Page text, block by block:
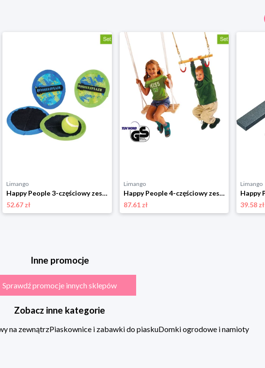
Limango
Happy People 3-częściowy zestaw w kolorze niebiesko-zielonym - 3+ rozmiar: onesize
52.67 zł
Limango
Happy People 4-częściowy zestaw gimnastyczny - 40 x 14 cm - 3+ rozmiar: onesize
87.61 zł
Limango
39.58 zł
Inne promocje
Sprawdź promocje innych sklepów
Zobacz inne kategorie
na zewnątrzPiaskownice i zabawki do piaskuDomki ogrodowe i namioty